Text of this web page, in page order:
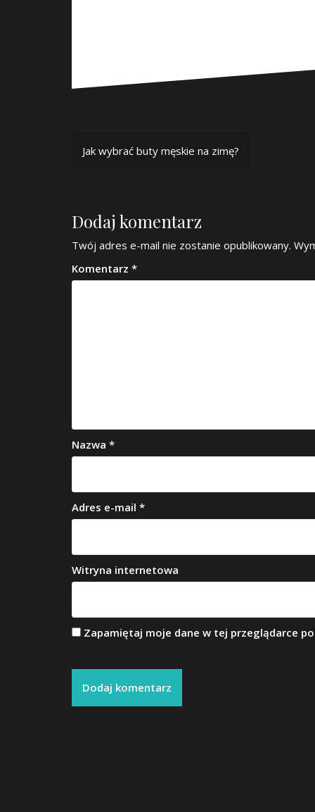
Nawigacja
wpisu
Jak wybrać buty męskie na zimę?
Dodaj komentarz
Twój adres e-mail nie zostanie opublikowany.
Komentarz *
Nazwa *
Adres e-mail *
Witryna internetowa
Zapamiętaj moje dane w tej przeglądarce